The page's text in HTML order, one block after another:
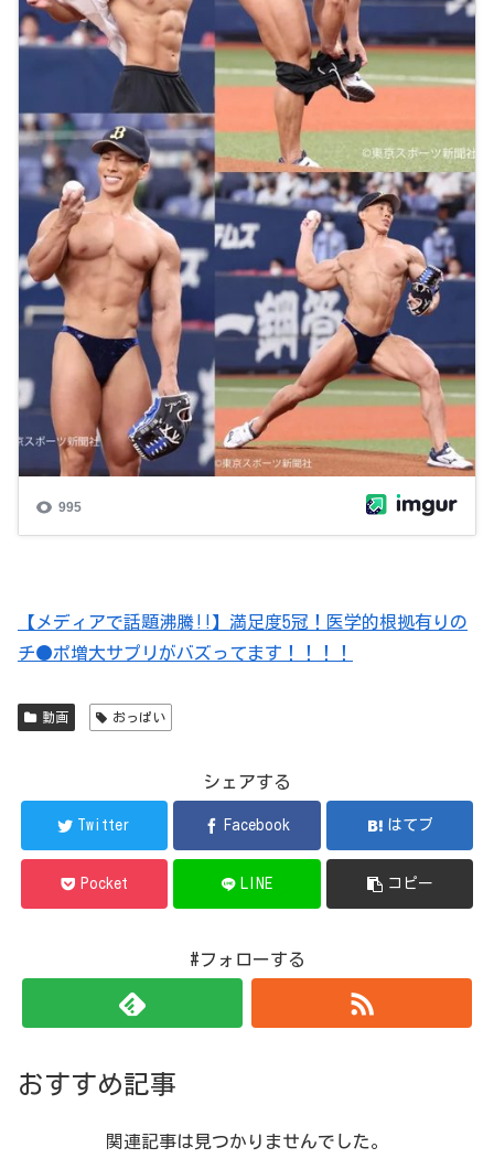
【メディアで話題沸騰!!】満足度5冠！医学的根拠有りの
チ●ポ増大サプリがバズってます！！！！
動画 おっぱい
シェアする
Twitter Facebook はてブ
Pocket LINE コピー
#フォローする
おすすめ記事
関連記事は見つかりませんでした。